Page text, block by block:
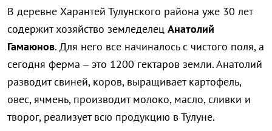
В деревне Харантей Тулунского района уже 30 лет
содержит хозяйство земледелец Анатолий
Гамаюнов. Для него все начиналось с чистого поля, а
сегодня ферма – это 1200 гектаров земли. Анатолий
разводит свиней, коров, выращивает картофель,
овес, ячмень, производит молоко, масло, сливки и
творог, реализует всю продукцию в Тулуне.